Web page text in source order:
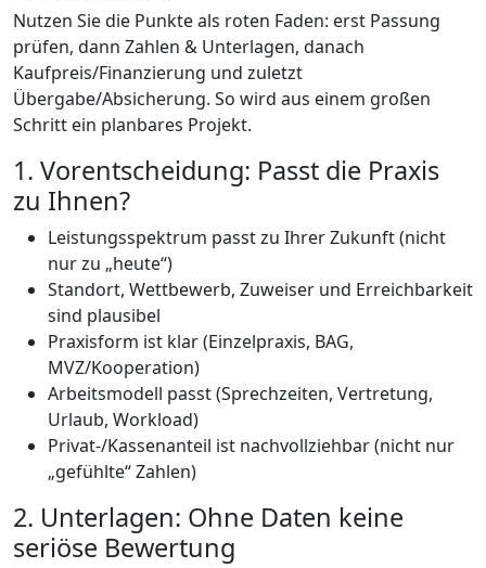
Nutzen Sie die Punkte als roten Faden: erst Passung
prüfen, dann Zahlen & Unterlagen, danach
Kaufpreis/Finanzierung und zuletzt
Übergabe/Absicherung. So wird aus einem großen
Schritt ein planbares Projekt.
1. Vorentscheidung: Passt die Praxis
zu Ihnen?
Leistungsspektrum passt zu Ihrer Zukunft (nicht
nur zu „heute“)
Standort, Wettbewerb, Zuweiser und Erreichbarkeit
sind plausibel
Praxisform ist klar (Einzelpraxis, BAG,
MVZ/Kooperation)
Arbeitsmodell passt (Sprechzeiten, Vertretung,
Urlaub, Workload)
Privat-/Kassenanteil ist nachvollziehbar (nicht nur
„gefühlte“ Zahlen)
2. Unterlagen: Ohne Daten keine
seriöse Bewertung